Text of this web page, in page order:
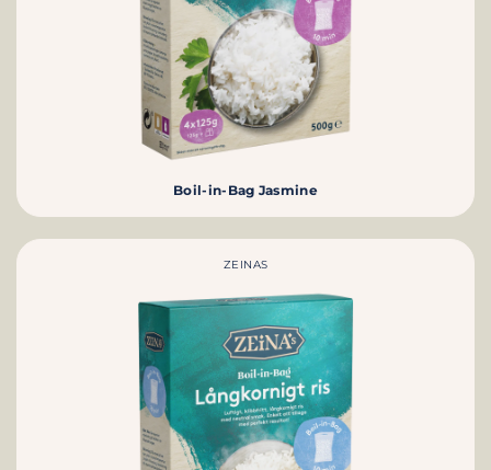
Boil-in-Bag Jasmine
ZEINAS